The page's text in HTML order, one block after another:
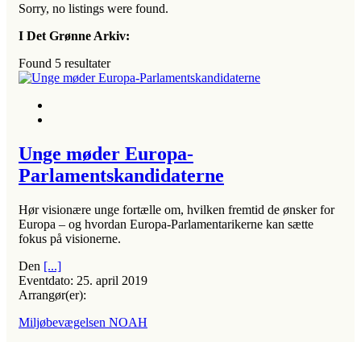
Sorry, no listings were found.
I Det Grønne Arkiv:
Found 5 resultater
Unge møder Europa-
Parlamentskandidaterne
Hør visionære unge fortælle om, hvilken fremtid de ønsker for
Europa – og hvordan Europa-Parlamentarikerne kan sætte
fokus på visionerne.
Den [...]
Eventdato: 25. april 2019
Arrangør(er):
Miljøbevægelsen NOAH